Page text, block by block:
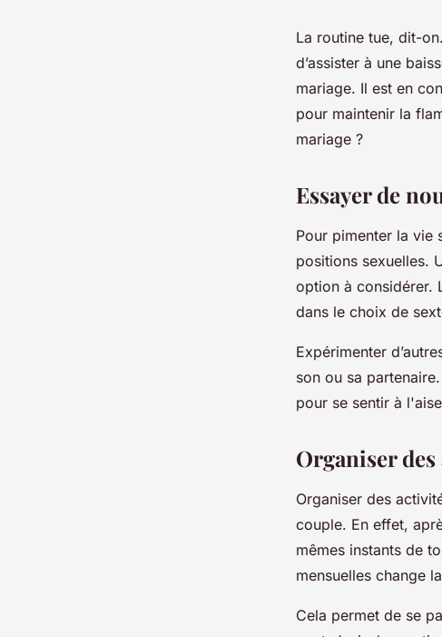
Comment pimenter
après 2 ans de
La routine tue, dit-
d’assister à une
mariage. Il est en
pour maintenir la
mariage ?
Essayer de
Pour pimenter la vie
positions sexuelles.
option à considérer.
dans le choix de
Expérimenter
son ou sa
pour se sentir à
Organiser
Organiser des
couple. En effet,
mêmes instants de
mensuelles change
Cela permet de se